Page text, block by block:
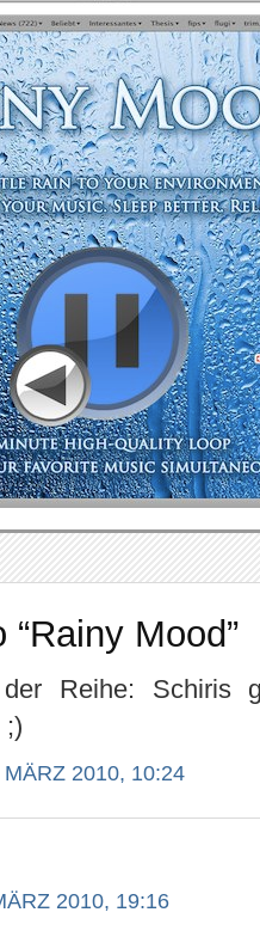
Mood”
Reihe: Schiris
;)
MÄRZ 2010, 10:24
2010, 19:16